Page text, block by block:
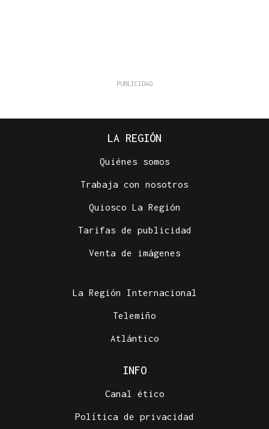
LA REGIÓN
Quiénes somos
Trabaja con nosotros
Quiosco La Región
Tarifas de publicidad
Venta de imágenes
La Región Internacional
Telemiño
Atlántico
INFO
Canal ético
Política de privacidad